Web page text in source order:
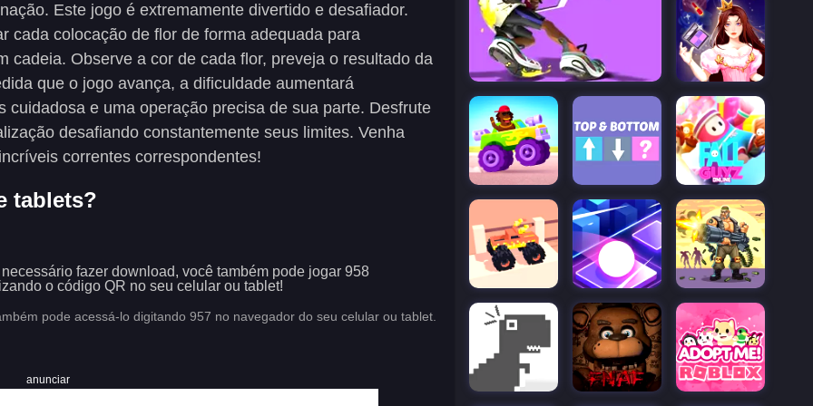
Este jogo é extremamente divertido e desafiador.
cada colocação de flor de forma adequada para
cadeia. Observe a cor de cada flor, preveja o resultado da
que o jogo avança, a dificuldade aumentará
e uma operação precisa de sua parte. Desfrute
desafiando constantemente seus limites. Venha
correntes correspondentes!
tablets?
fazer download, você também pode jogar 958
o código QR no seu celular ou tablet!
pode acessá-lo digitando 957 no navegador do seu celular ou tablet.
anunciar